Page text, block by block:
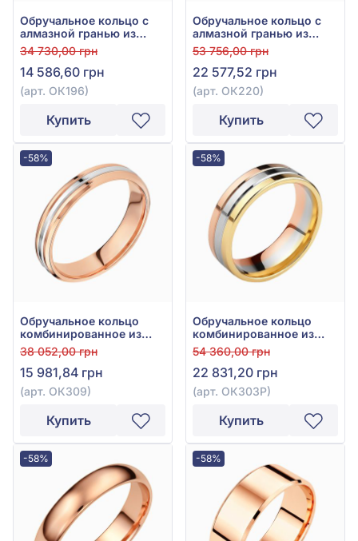
Обручальное кольцо с
алмазной гранью из
красного золота 585°,
арт. ОК196
34 730,00 грн
14 586,60 грн
(арт. ОК196)
Купить
Обручальное кольцо с
алмазной гранью из
красного золота 585°,
арт. ОК220
53 756,00 грн
22 577,52 грн
(арт. ОК220)
Купить
-58%
Обручальное кольцо
комбинированное из
красно-белого золота
585°, без вставки, арт.
ОК309
38 052,00 грн
15 981,84 грн
(арт. ОК309)
Купить
-58%
Обручальное кольцо
комбинированное из
красно-жёлто-белого
золота 585° без вставки,
арт. ОК303Р
54 360,00 грн
22 831,20 грн
(арт. ОК303Р)
Купить
-58% -58%